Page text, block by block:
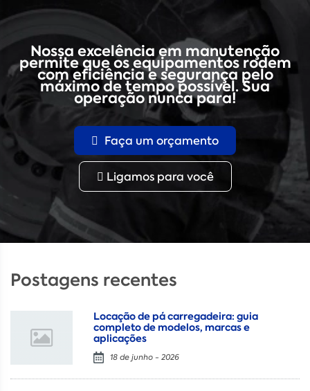
Nossa excelência em manutenção
permite que os equipamentos rodem
com eficiência e segurança pelo
máximo de tempo possível. Sua
operação nunca para!
Faça um orçamento
Ligamos para você
Postagens recentes
Locação de pá carregadeira: guia
completo de modelos, marcas e
aplicações
18 de junho - 2026